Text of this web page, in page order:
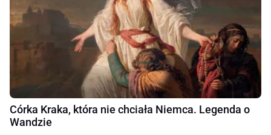
Córka Kraka, która nie chciała Niemca. Legenda o
Wandzie